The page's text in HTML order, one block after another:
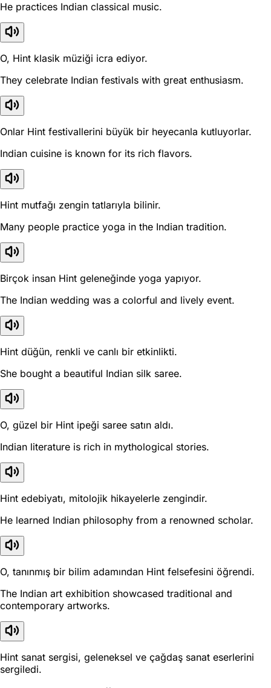
He practices Indian classical music.
O, Hint klasik müziği icra ediyor.
They celebrate Indian festivals with great enthusiasm.
Onlar Hint festivallerini büyük bir heyecanla kutluyorlar.
Indian cuisine is known for its rich flavors.
Hint mutfağı zengin tatlarıyla bilinir.
Many people practice yoga in the Indian tradition.
Birçok insan Hint geleneğinde yoga yapıyor.
The Indian wedding was a colorful and lively event.
Hint düğün, renkli ve canlı bir etkinlikti.
She bought a beautiful Indian silk saree.
O, güzel bir Hint ipeği saree satın aldı.
Indian literature is rich in mythological stories.
Hint edebiyatı, mitolojik hikayelerle zengindir.
He learned Indian philosophy from a renowned scholar.
O, tanınmış bir bilim adamından Hint felsefesini öğrendi.
The Indian art exhibition showcased traditional and
contemporary artworks.
Hint sanat sergisi, geleneksel ve çağdaş sanat eserlerini
sergiledi.